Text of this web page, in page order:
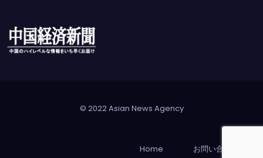
© 2022 Asian News Agency
Home お問い合わせ